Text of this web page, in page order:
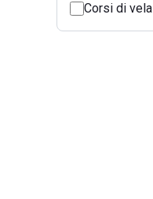
Corsi di vela